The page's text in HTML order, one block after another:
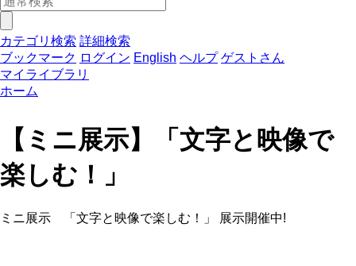
カテゴリ検索 詳細検索
ブックマーク ログイン English ヘルプ ゲストさん
マイライブラリ
ホーム
【ミニ展示】「文字と映像で
楽しむ！」
ミニ展示 「文字と映像で楽しむ！」 展示開催中!